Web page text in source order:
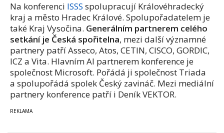
Na konferenci ISSS spolupracují Královéhradecký
kraj a město Hradec Králové. Spolupořadatelem je
také Kraj Vysočina. Generálním partnerem celého
setkání je Česká spořitelna, mezi další významné
partnery patříAsseco, Atos, CETIN, CISCO, GORDIC,
ICZ a Vita. Hlavním AI partnerem konference je
společnost Microsoft. Pořádá ji společnost Triada
a spolupořádá spolek Český zavináč. Mezi mediální
partnery konference patří i Deník VEKTOR.